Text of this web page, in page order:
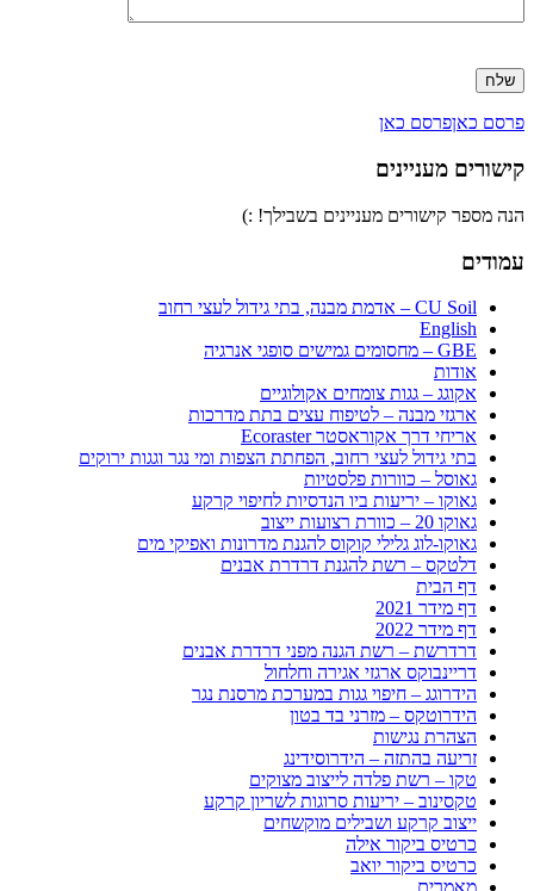
leave
field
פרסם כאןפרסם כאן
קישורים מעניינים
הנה מספר קישורים מעניינים בשבילך! :)
עמודים
CU Soil – אדמת מבנה, בתי גידול לעצי רחוב
English
GBE – מחסומים גמישים סופגי אנרגיה
אודות
אקוגג – גגות צומחים אקולוגיים
ארגזי מבנה – לטיפוח עצים בתת מדרכות
אריחי דרך אקוראסטר Ecoraster
בתי גידול לעצי רחוב, הפחתת הצפות ומי נגר וגגות ירוקים
גאוסל – כוורות פלסטיות
גאוקו – יריעות ביו הנדסיות לחיפוי קרקע
גאוקו 20 – כוורת רצועות ייצוב
גאוקו-לוג גלילי קוקוס להגנת מדרונות ואפיקי מים
דלטקס – רשת להגנת דרדרת אבנים
דף הבית
דף מידר 2021
דף מידר 2022
דרדרשת – רשת הגנה מפני דרדרת אבנים
דריינבוקס ארגזי אגירה וחלחול
הידרוגג – חיפוי גגות במערכת מרסנת נגר
הידרוטקס – מזרני בד בטון
הצהרת נגישות
זריעה בהתזה – הידרוסידינג
טקו – רשת פלדה לייצוב מצוקים
טקסינוב – יריעות סרוגות לשריון קרקע
ייצוב קרקע ושבילים מוקשחים
כרטיס ביקור אילה
כרטיס ביקור יואב